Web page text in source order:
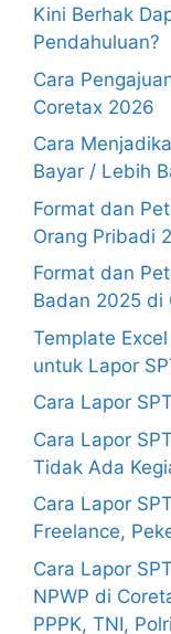
Kini Berhak
Pendahuluan?
Cara
Coretax 2026
Cara
Bayar / Lebih
Format dan
Orang Pribadi
Format dan
Badan 2025 di
Template
untuk Lapor
Cara Lapor
Cara Lapor
Tidak Ada
Cara Lapor
Freelance,
Cara Lapor
NPWP di
PPPK, TNI, Polri